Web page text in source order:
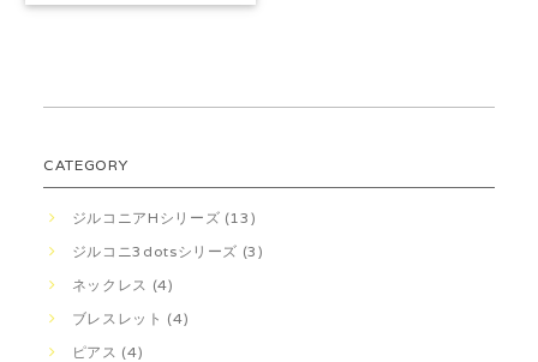
CATEGORY
ジルコニアHシリーズ (13)
ジルコニ3dotsシリーズ (3)
ネックレス (4)
ブレスレット (4)
ピアス (4)